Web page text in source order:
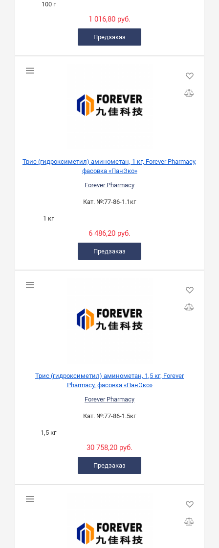
100 г
1 016,80 руб.
Предзаказ
Трис (гидроксиметил) аминометан, 1 кг, Forever Pharmacy,
фасовка «ПанЭко»
Forever Pharmacy
Кат. №:77-86-1.1кг
1 кг
6 486,20 руб.
Предзаказ
Трис (гидроксиметил) аминометан, 1,5 кг, Forever
Pharmacy, фасовка «ПанЭко»
Forever Pharmacy
Кат. №:77-86-1.5кг
1,5 кг
30 758,20 руб.
Предзаказ